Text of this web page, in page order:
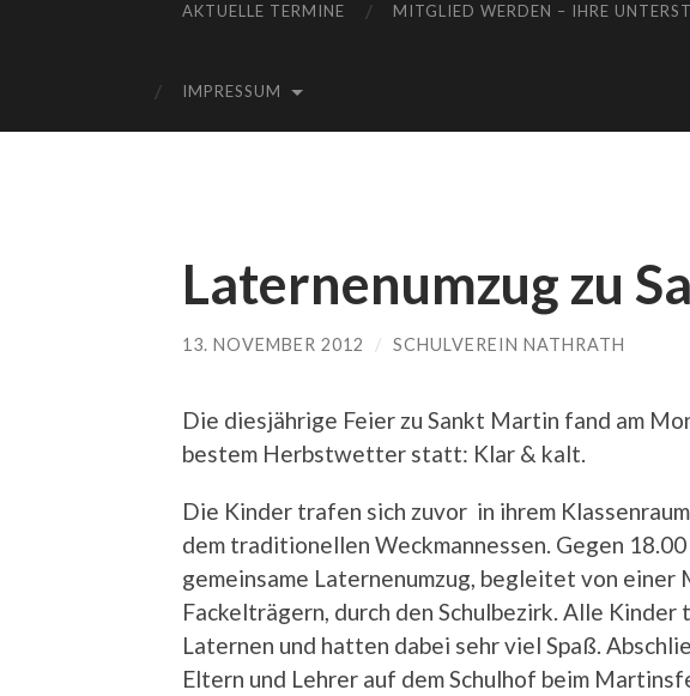
AKTUELLE TERMINE MITGLIED WERDEN – IHRE
IMPRESSUM
Laternenumzug zu
13. NOVEMBER 2012 / SCHULVEREIN NATHRATH
Die diesjährige Feier zu Sankt Martin fand am
bestem Herbstwetter statt: Klar & kalt.
Die Kinder trafen sich zuvor in ihrem
dem traditionellen Weckmannessen. Gegen
gemeinsame Laternenumzug, begleitet von einer
Fackelträgern, durch den Schulbezirk. Alle
Laternen und hatten dabei sehr viel Spaß.
Eltern und Lehrer auf dem Schulhof beim